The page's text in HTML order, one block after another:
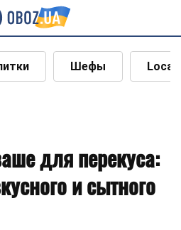
Шефы Local
для перекуса:
и сытного